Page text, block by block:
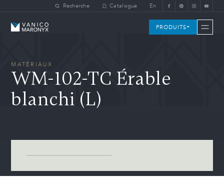
Skip to main contentRecherche Catalogue En
Vanico-Maronyx PRODUITS
MATÉRIAUX
WM-102-TC Érable
blanchi (L)